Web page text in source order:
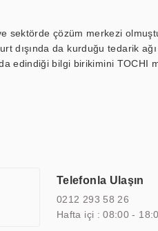
sektörde çözüm merkezi
dışında da kurduğu tedarik
bilgi birikimini TOCHI
etik değerlere bağlı bir
ve sürekli gelişimine katkı
Telefonla Ulaşın
0212 293 58 26
Hafta içi : 08:00 -